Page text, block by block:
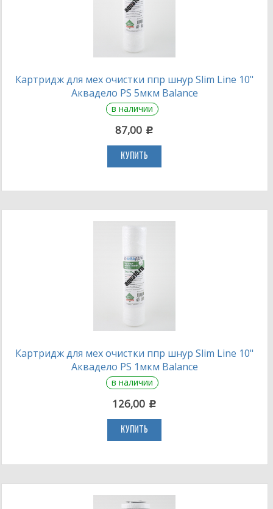
Картридж для мех очистки ппр шнур Slim Line 10"
Аквадело PS 5мкм Balance
в наличии
87,00 c
КУПИТЬ
Картридж для мех очистки ппр шнур Slim Line 10"
Аквадело PS 1мкм Balance
в наличии
126,00 c
КУПИТЬ